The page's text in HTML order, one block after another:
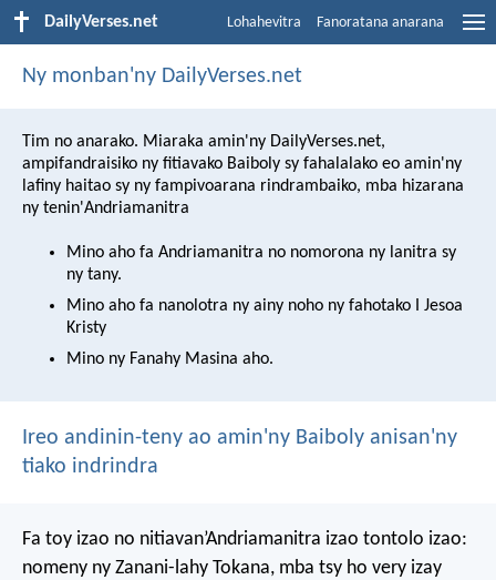
DailyVerses.net Lohahevitra Fanoratana anarana
Ny monban'ny DailyVerses.net
Tim no anarako. Miaraka amin'ny DailyVerses.net,
ampifandraisiko ny fitiavako Baiboly sy fahalalako eo amin'ny
lafiny haitao sy ny fampivoarana rindrambaiko, mba hizarana
ny tenin'Andriamanitra
Mino aho fa Andriamanitra no nomorona ny lanitra sy
ny tany.
Mino aho fa nanolotra ny ainy noho ny fahotako I Jesoa
Kristy
Mino ny Fanahy Masina aho.
Ireo andinin-teny ao amin'ny Baiboly anisan'ny
tiako indrindra
Fa toy izao no nitiavan’Andriamanitra izao tontolo izao:
nomeny ny Zanani-lahy Tokana, mba tsy ho very izay